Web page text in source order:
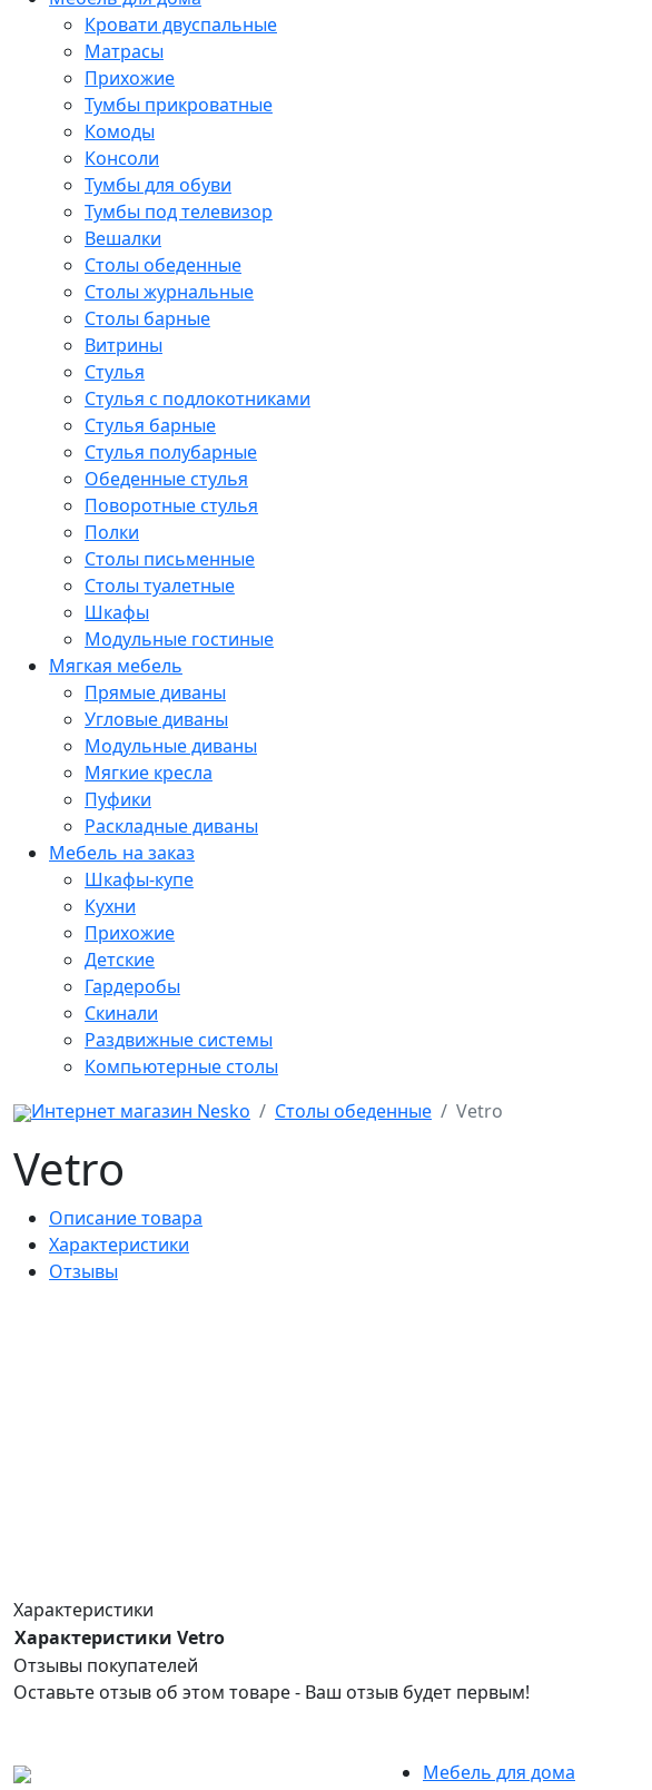
Кровати двуспальные
Матрасы
Прихожие
Тумбы прикроватные
Комоды
Консоли
Тумбы для обуви
Тумбы под телевизор
Вешалки
Столы обеденные
Столы журнальные
Столы барные
Витрины
Стулья
Стулья с подлокотниками
Стулья барные
Стулья полубарные
Обеденные стулья
Поворотные стулья
Полки
Столы письменные
Столы туалетные
Шкафы
Модульные гостиные
Мягкая мебель
Прямые диваны
Угловые диваны
Модульные диваны
Мягкие кресла
Пуфики
Раскладные диваны
Мебель на заказ
Шкафы-купе
Кухни
Прихожие
Детские
Гардеробы
Скинали
Раздвижные системы
Компьютерные столы
Интернет магазин Nesko Столы обеденные Vetro
Vetro
Описание товара
Характеристики
Отзывы
Характеристики
Характеристики Vetro
Отзывы покупателей
Оставьте отзыв об этом товаре - Ваш отзыв будет первым!
Мебель для дома